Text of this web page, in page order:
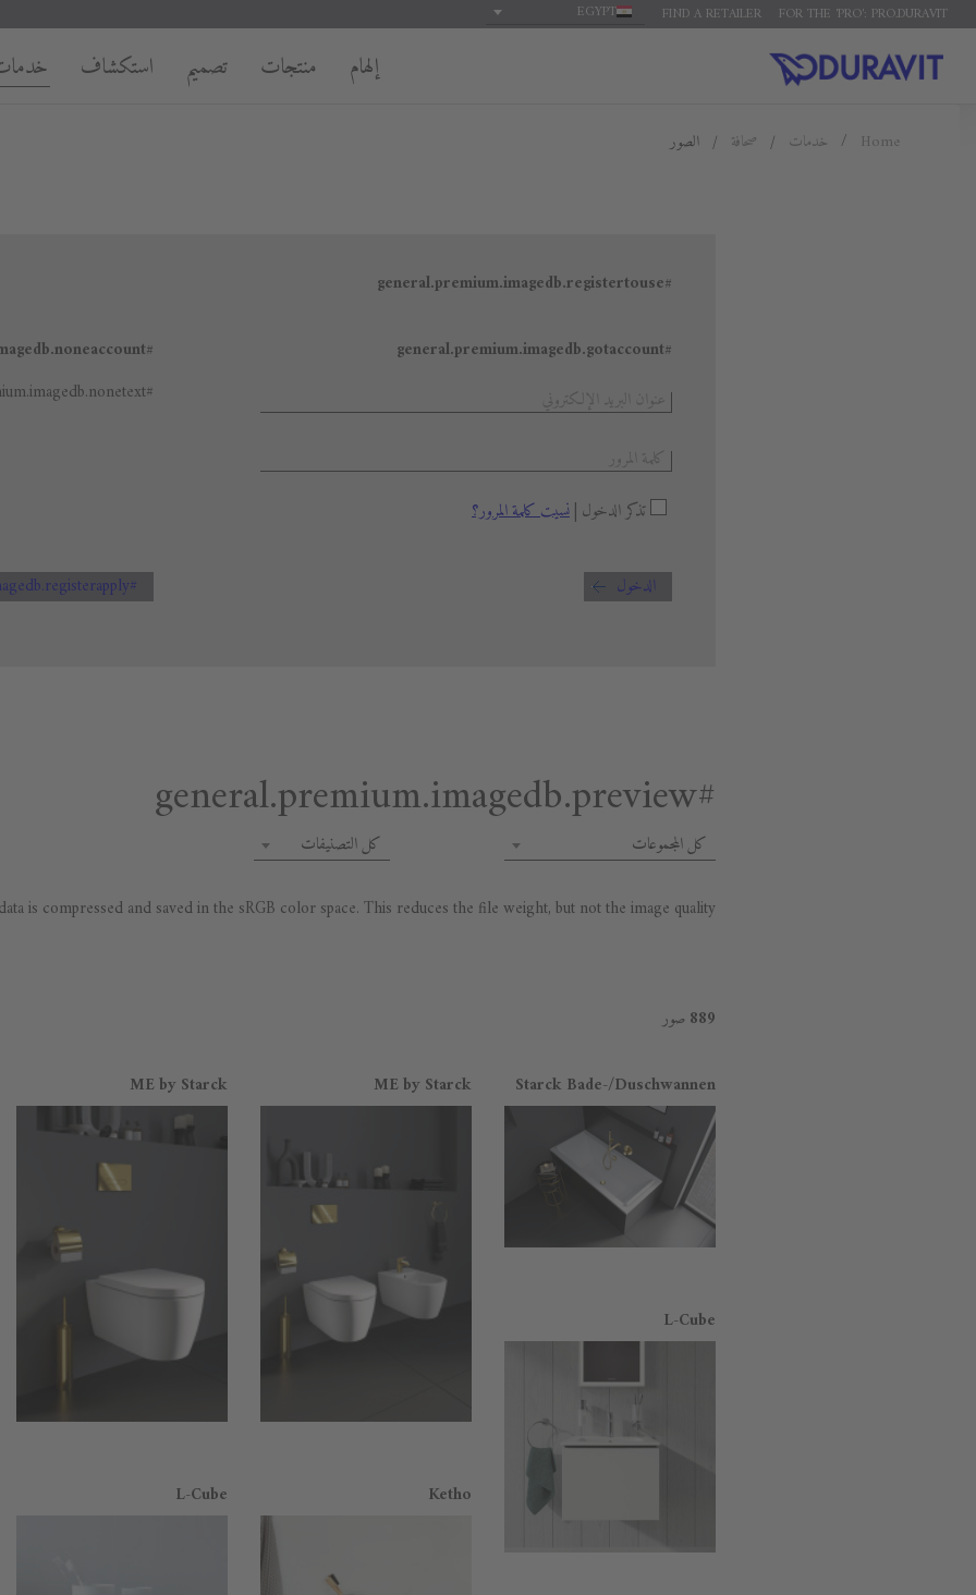
FOR THE 'PRO': PRO.DURAVIT
FIND A RETAILER
EGYPT
إلهام منتجات تصميم استكشاف
Home خدمات صحافة الصور
#general.premium.imagedb.registertouse
#general.premium.imagedb.gotaccount
تذكر الدخول |نسيت كلمة المرور؟
#general.premium.imagedb.noneaccount
#general.premium.imagedb.nonetext
الدخول #general.premium.imagedb.registerapply
#general.premium.imagedb.preview
كل المجموعات كل التصنيفات
is compressed and saved in the sRGB color space. This reduces the file weight, but not the image quality.
889 صور
Starck Bade-/Duschwannen
L-Cube
ME by Starck
Ketho
ME by Starck
L-Cube